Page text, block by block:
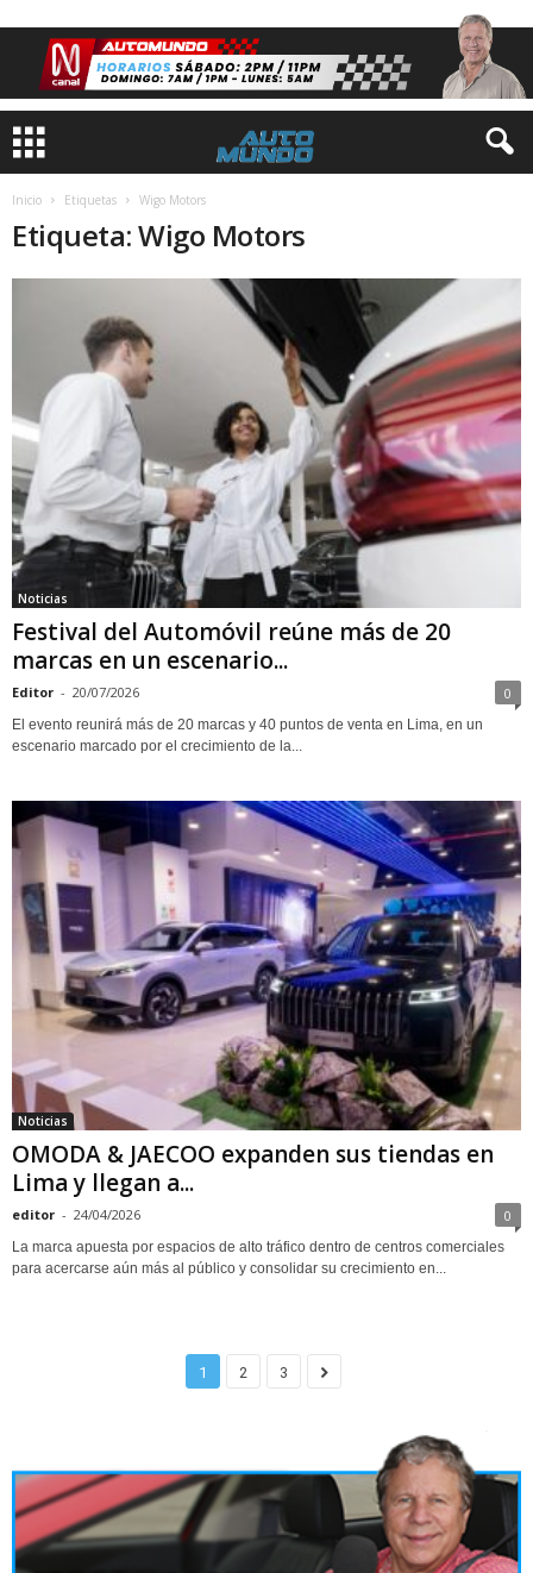
Inicio Etiquetas Wigo Motors
Etiqueta: Wigo Motors
Noticias
Festival del Automóvil reúne más de 20
marcas en un escenario...
Editor - 20/07/2026 0
El evento reunirá más de 20 marcas y 40 puntos de venta en Lima, en un
escenario marcado por el crecimiento de la...
Noticias
OMODA & JAECOO expanden sus tiendas en
Lima y llegan a...
editor - 24/04/2026 0
La marca apuesta por espacios de alto tráfico dentro de centros comerciales
para acercarse aún más al público y consolidar su crecimiento en...
1 2 3